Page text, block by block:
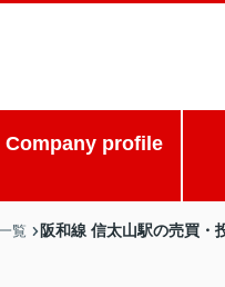
Company profile
覧 阪和線 信太山駅の売買・